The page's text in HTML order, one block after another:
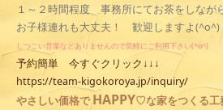
１～２時間程度 事務所にてお茶をしなが
お子様連れも大丈夫！ 歓迎しますよ(^o^)
しつこい営業などありませんので気軽にご利用下さい(^o^)
予約簡単 今すぐクリック↓↓↓
https://team-kigokoroya.jp/inquiry/
やさしい価格でHAPPY♡な家をつくる工